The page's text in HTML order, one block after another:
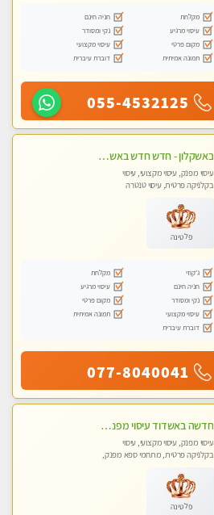
מקלחת
חניה חינם
עיסוי מרגיע
נקי ומסודר
מקום פרטי
עיסוי מקצועי
תמונה אמיתית
דוברת עיברית
055-4532125
באשקלון - חדש חדש באשקלון מעסה מקצועית ומפנקת במיוחד פרטי !
עיסוי מפנק, עיסוי מקצועי, עיסוי
בקלניקה פרטית, עיסוי טנטרה
פלטינה
ג'קוזי
מקלחת
חניה חינם
עיסוי מרגיע
נקי ומסודר
מקום פרטי
עיסוי מקצועי
תמונה אמיתית
דוברת עיברית
077-8040041
חדשה באשדוד עיסוי מפנק בקליניקה פרטית שירות vip לרציניים בלבד! מומלץ!!
עיסוי מפנק, עיסוי מקצועי, עיסוי
בקלניקה פרטית, מתחמי ספא מפנק,
פלטינה